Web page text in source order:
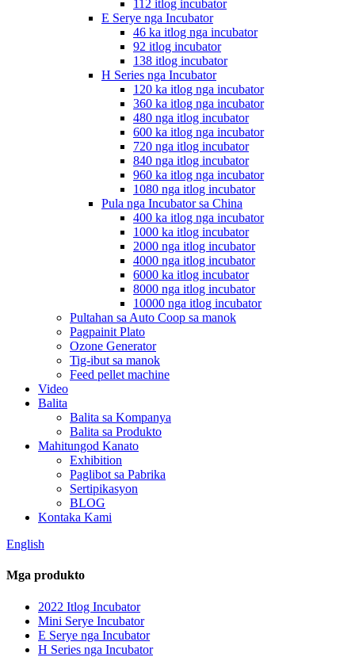
112 itlog incubator
E Serye nga Incubator
46 ka itlog nga incubator
92 itlog incubator
138 itlog incubator
H Series nga Incubator
120 ka itlog nga incubator
360 ka itlog nga incubator
480 nga itlog incubator
600 ka itlog nga incubator
720 nga itlog incubator
840 nga itlog incubator
960 ka itlog nga incubator
1080 nga itlog incubator
Pula nga Incubator sa China
400 ka itlog nga incubator
1000 ka itlog incubator
2000 nga itlog incubator
4000 nga itlog incubator
6000 ka itlog incubator
8000 nga itlog incubator
10000 nga itlog incubator
Pultahan sa Auto Coop sa manok
Pagpainit Plato
Ozone Generator
Tig-ibut sa manok
Feed pellet machine
Video
Balita
Balita sa Kompanya
Balita sa Produkto
Mahitungod Kanato
Exhibition
Paglibot sa Pabrika
Sertipikasyon
BLOG
Kontaka Kami
English
Mga produkto
2022 Itlog Incubator
Mini Serye Incubator
E Serye nga Incubator
H Series nga Incubator